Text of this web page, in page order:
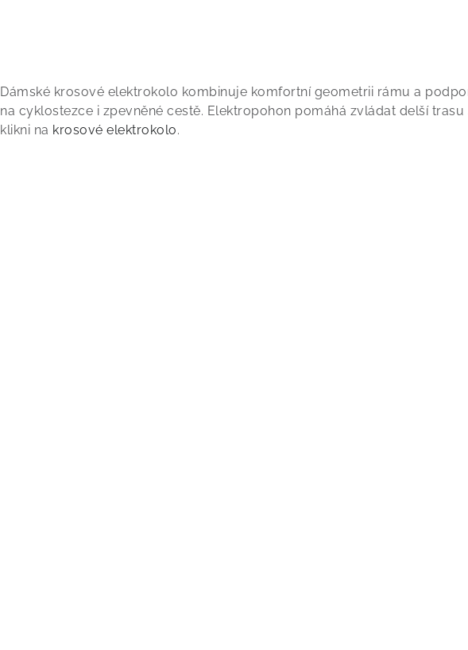
v
l
á
Dámské krosové elektrokolo kombinuje komfortní geometrii rámu a
na cyklostezce i zpevněné cestě. Elektropohon pomáhá zvládat delší
klikni na krosové elektrokolo.